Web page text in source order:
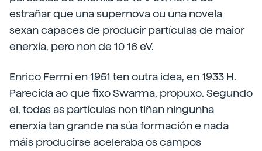
estrañar que una supernova ou una novela
sexan capaces de producir partículas de maior
enerxía, pero non de 10 16 eV.
Enrico Fermi en 1951 ten outra idea, en 1933 H.
Parecida ao que fixo Swarma, propuxo. Segundo
el, todas as partículas non tiñan ningunha
enerxía tan grande na súa formación e nada
máis producirse aceleraba os campos